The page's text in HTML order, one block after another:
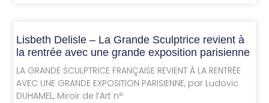
Lisbeth Delisle – La Grande Sculptrice revient à
la rentrée avec une grande exposition parisienne
LA GRANDE SCULPTRICE FRANÇAISE REVIENT À LA RENTRÉE
AVEC UNE GRANDE EXPOSITION PARISIENNE, par Ludovic
DUHAMEL, Miroir de l’Art n°